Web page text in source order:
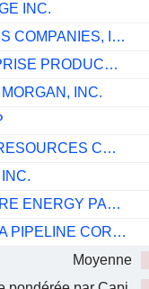
INC.
WILLIAMS COMPANIES, INC.
ENTERPRISE PRODUCTS PARTNERS L.P.
INC.
TARGA RESOURCES CORP.
CHENIERE ENERGY PARTNERS, L.P.
PEMBINA PIPELINE CORPORATION
Moyenne